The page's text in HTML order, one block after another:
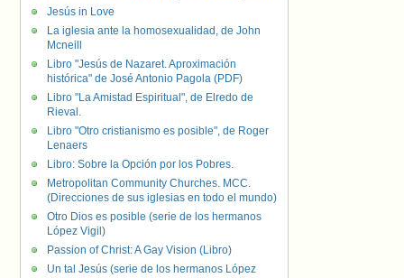
Jesús in Love
La iglesia ante la homosexualidad, de John
Mcneill
Libro "Jesús de Nazaret. Aproximación
histórica" de José Antonio Pagola (PDF)
Libro "La Amistad Espiritual", de Elredo de
Rieval.
Libro "Otro cristianismo es posible", de Roger
Lenaers
Libro: Sobre la Opción por los Pobres.
Metropolitan Community Churches. MCC.
(Direcciones de sus iglesias en todo el mundo)
Otro Dios es posible (serie de los hermanos
López Vigil)
Passion of Christ: A Gay Vision (Libro)
Un tal Jesús (serie de los hermanos López